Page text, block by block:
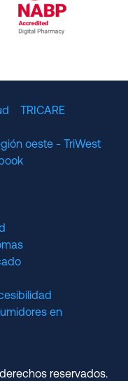
TRICARE
oeste - TriWest
en
reservados.